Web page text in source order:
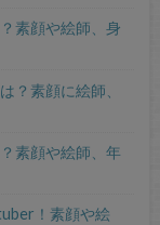
素顔や絵師、身
？素顔に絵師、
素顔や絵師、年
！素顔や絵